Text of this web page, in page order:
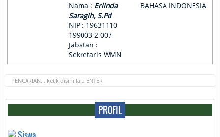
Nama : Erlinda
Saragih, S.Pd
NIP : 19631110
199003 2 007
Jabatan :
Sekretaris WMN
BAHASA INDONESIA
PROFIL
Siswa